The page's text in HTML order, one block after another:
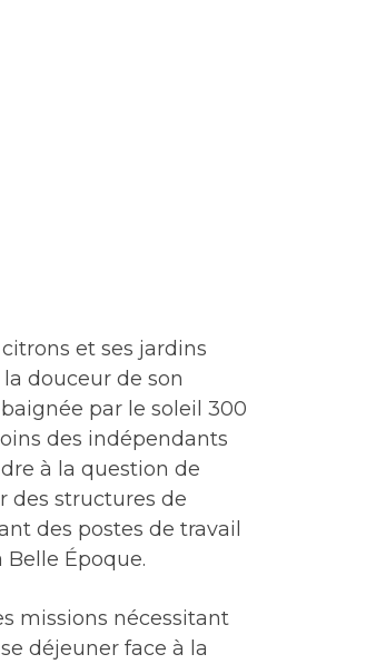
et ses jardins
douceur de son
par le soleil 300
des indépendants
à la question de
des structures de
des postes de travail
Époque.
missions nécessitant
déjeuner face à la